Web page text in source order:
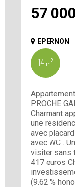
57 000
EPERNON
14 m²
PROCHE
Charmant
une
avec
avec WC .
visiter sans
417 euros
(9.62 %